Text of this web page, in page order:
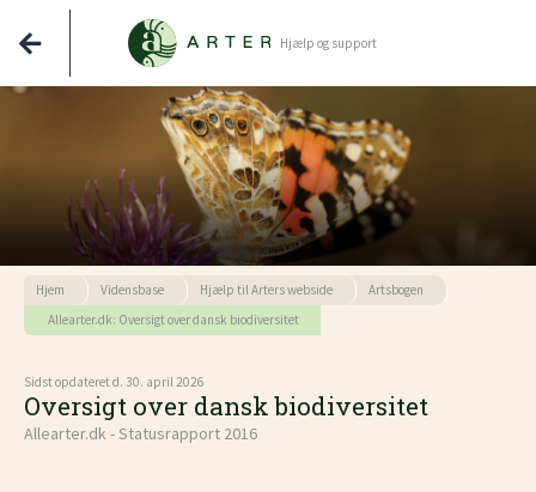
Hjælp og support
Hjem Vidensbase Hjælp til Arters webside
Artsbogen
Allearter.dk: Oversigt over dansk biodiversitet
Sidst opdateret d. 30. april 2026
Oversigt over dansk biodiversitet
Allearter.dk - Statusrapport 2016